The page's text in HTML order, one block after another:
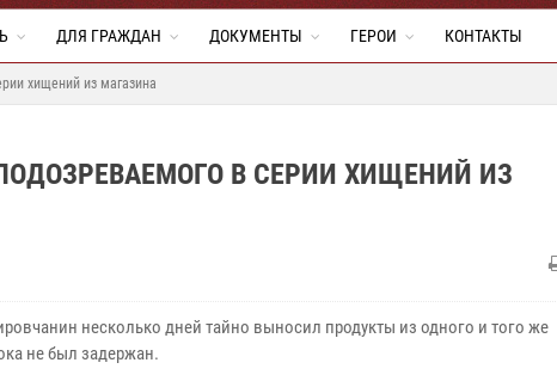
ДЛЯ ГРАЖДАН ДОКУМЕНТЫ ГЕРОИ КОНТАКТЫ
хищений из магазина
В СЕРИИ ХИЩЕНИЙ ИЗ
несколько дней тайно выносил продукты из одного и того же
не был задержан.